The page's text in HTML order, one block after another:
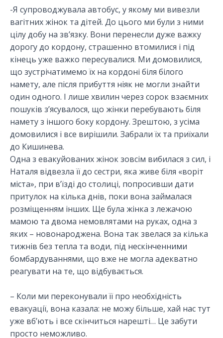
-Я супроводжувала автобус, у якому ми вивезли
вагітних жінок та дітей. До цього ми були з ними
цілу добу на зв’язку. Вони перенесли дуже важку
дорогу до кордону, страшенно втомилися і під
кінець уже важко пересувалися. Ми домовилися,
що зустрічатимемо їх на кордоні біля білого
намету, але після прибуття ніяк не могли знайти
один одного. І лише хвилин через сорок взаємних
пошуків з’ясувалося, що жінки перебувають біля
намету з іншого боку кордону. Зрештою, з усіма
домовилися і все вирішили. Забрали їх та приїхали
до Кишинева.
Одна з евакуйованих жінок зовсім вибилася з сил, і
Наталя відвезла її до сестри, яка живе біля «воріт
міста», при в’їзді до столиці, попросивши дати
притулок на кілька днів, поки вона займалася
розміщенням інших. Ще була жінка з лежачою
мамою та двома немовлятами на руках, одна з
яких – новонароджена. Вона так звелася за кілька
тижнів без тепла та води, під нескінченними
бомбардуваннями, що вже не могла адекватно
реагувати на те, що відбувається.
– Коли ми переконували її про необхідність
евакуації, вона казала: не можу більше, хай нас тут
уже вб’ють і все скінчиться нарешті… Це забути
просто неможливо.